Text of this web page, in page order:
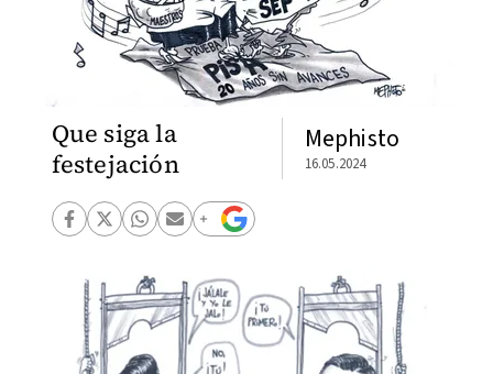
Que siga la
festejación
Mephisto
16.05.2024